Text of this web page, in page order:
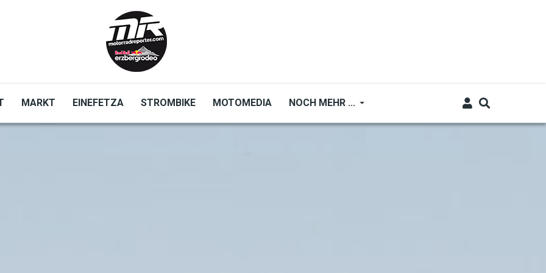
MARKT EINEFETZA STROMBIKE MOTOMEDIA NOCH MEHR ...
Red Bull Erzbergrodeo Safebike Freizeit Auto